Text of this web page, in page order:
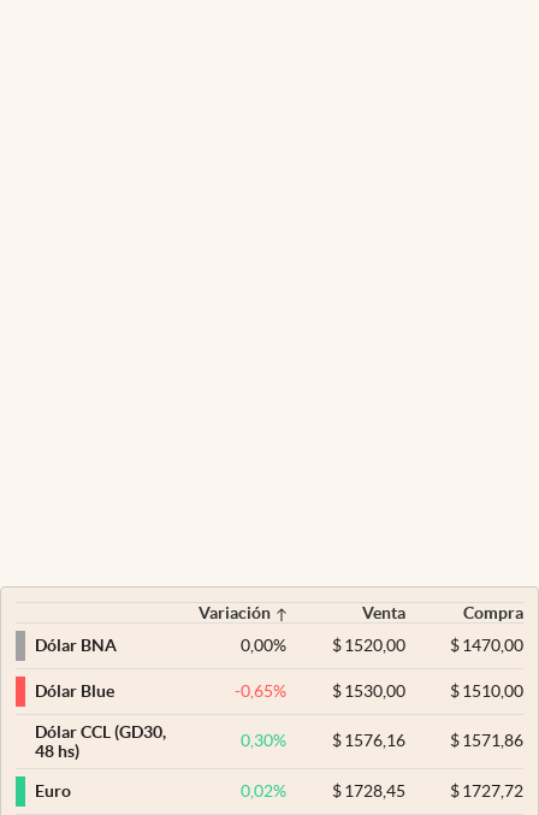
Variación Venta
Compra
Dólar BNA
0,00% $ 1520,00 $1470,00
Dólar Blue -0,65% $ 1530,00 $1510,00
Dólar CCL (GD30,
48 hs)
0,30% $ 1576,16 $1571,86
Euro 0,02% $ 1728,45 $1727,72